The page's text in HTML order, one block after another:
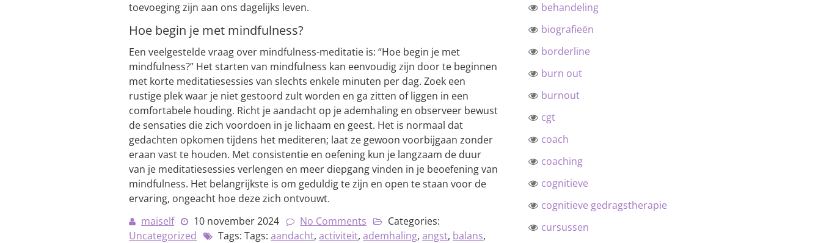
toevoeging zijn aan ons dagelijks leven.
Hoe begin je met mindfulness?
Een veelgestelde vraag over mindfulness-meditatie is: “Hoe begin je met
mindfulness?” Het starten van mindfulness kan eenvoudig zijn door te beginnen
met korte meditatiesessies van slechts enkele minuten per dag. Zoek een
rustige plek waar je niet gestoord zult worden en ga zitten of liggen in een
comfortabele houding. Richt je aandacht op je ademhaling en observeer bewust
de sensaties die zich voordoen in je lichaam en geest. Het is normaal dat
gedachten opkomen tijdens het mediteren; laat ze gewoon voorbijgaan zonder
eraan vast te houden. Met consistentie en oefening kun je langzaam de duur
van je meditatiesessies verlengen en meer diepgang vinden in je beoefening van
mindfulness. Het belangrijkste is om geduldig te zijn en open te staan voor de
ervaring, ongeacht hoe deze zich ontvouwt.
maiself
10 november 2024 No Comments
Categories:
Uncategorized
Tags: Tags:aandacht,activiteit,ademhaling,angst, balans,
behandeling
biografieën
borderline
burn out
burnout
cgt
coach
coaching
cognitieve
cognitieve gedragstherapie
cursussen